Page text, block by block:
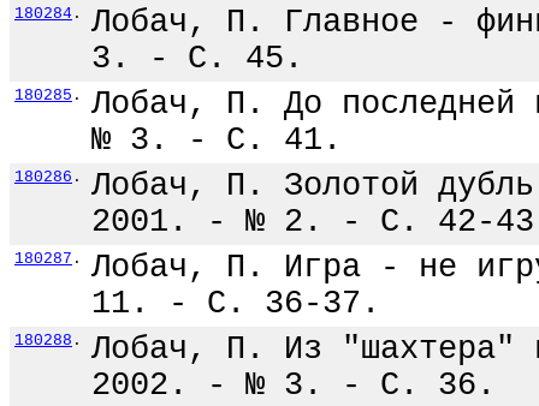
180284 .
Лобач, П. Главное -
3. - С. 45.
180285 .
Лобач, П. До
№ 3. - С. 41.
180286 .
Лобач, П. Золотой
2001. - № 2. - С. 42-
180287 .
Лобач, П. Игра - не
11. - С. 36-37.
180288 .
Лобач, П. Из
2002. - № 3. - С. 36.